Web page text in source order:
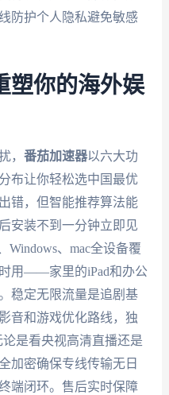
防护个人隐私避免敏感
塑你的海外娱
， 番茄加速器以六大功
布让你轻松选中国最优
错，但智能推荐算法能
安装不到一分钟立即见
Windows、mac全设备覆
用——家里的iPad和办公
稳定无限流量是追剧基
音和游戏优化路线，独
是看央视高清直播还是
加密确保专线传输无日
端闭环。售后实时保障